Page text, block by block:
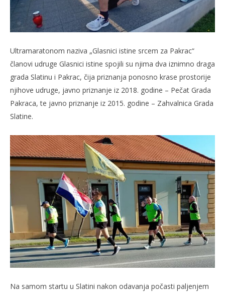
Ultramaratonom naziva „Glasnici istine srcem za Pakrac“
članovi udruge Glasnici istine spojili su njima dva iznimno draga
grada Slatinu i Pakrac, čija priznanja ponosno krase prostorije
njihove udruge, javno priznanje iz 2018. godine – Pečat Grada
Pakraca, te javno priznanje iz 2015. godine – Zahvalnica Grada
Slatine.
Na samom startu u Slatini nakon odavanja počasti paljenjem